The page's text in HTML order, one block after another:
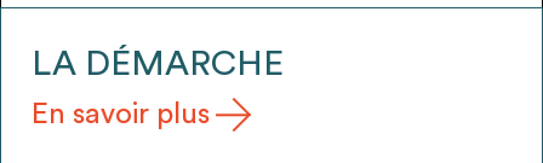
LA DÉMARCHE
En savoir plus